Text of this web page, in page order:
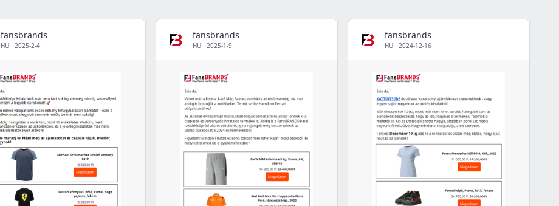
fansbrands
HU · 2025-2-4
fansbrands
HU · 2025-1-9
fansbrands
HU · 2024-12-16